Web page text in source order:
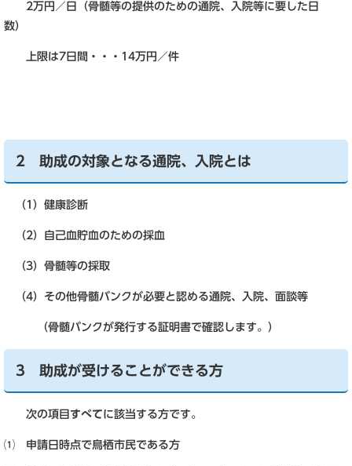
2万円／日（骨髄等の提供のための通院、入院等に要した日
数）
上限は7日間・・・14万円／件
2 助成の対象となる通院、入院とは
（1）健康診断
（2）自己血貯血のための採血
（3）骨髄等の採取
（4）その他骨髄バンクが必要と認める通院、入院、面談等
（骨髄バンクが発行する証明書で確認します。）
3 助成が受けることができる方
次の項目 すべてに該当する方です。
⑴ 申請日時点で鳥栖市民である方